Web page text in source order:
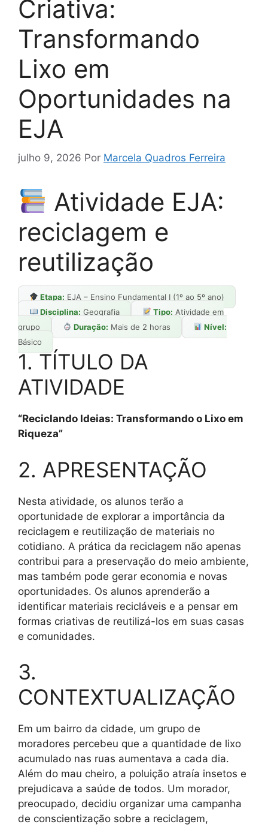
Criativa:
Transformando
Lixo em
Oportunidades na
EJA
julho 9, 2026 Por Marcela Quadros Ferreira
Atividade EJA:
reciclagem e
reutilização
Etapa: EJA – Ensino Fundamental I (1º ao 5º ano)
Disciplina: Geografia Tipo: Atividade em
grupo
Duração: Mais de 2 horas
Nível:
Básico
1. TÍTULO DA
ATIVIDADE
“Reciclando Ideias: Transformando o Lixo em
Riqueza”
2. APRESENTAÇÃO
Nesta atividade, os alunos terão a
oportunidade de explorar a importância da
reciclagem e reutilização de materiais no
cotidiano. A prática da reciclagem não apenas
contribui para a preservação do meio ambiente,
mas também pode gerar economia e novas
oportunidades. Os alunos aprenderão a
identificar materiais recicláveis e a pensar em
formas criativas de reutilizá-los em suas casas
e comunidades.
3.
CONTEXTUALIZAÇÃO
Em um bairro da cidade, um grupo de
moradores percebeu que a quantidade de lixo
acumulado nas ruas aumentava a cada dia.
Além do mau cheiro, a poluição atraía insetos e
prejudicava a saúde de todos. Um morador,
preocupado, decidiu organizar uma campanha
de conscientização sobre a reciclagem,